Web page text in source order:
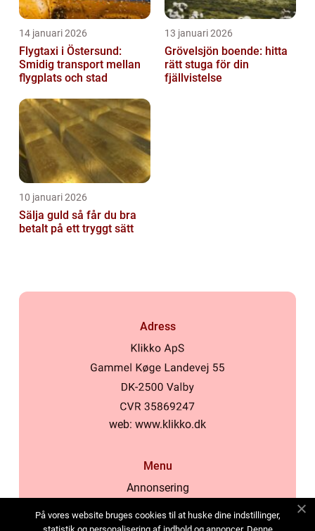
14 januari 2026
Flygtaxi i Östersund:
Smidig transport mellan
flygplats och stad
13 januari 2026
Grövelsjön boende: hitta
rätt stuga för din
fjällvistelse
10 januari 2026
Sälja guld så får du bra
betalt på ett tryggt sätt
Adress
web: www.klikko.dk
Menu
Annonsering
Cookies
På vores website bruges cookies til at huske dine indstillinger,